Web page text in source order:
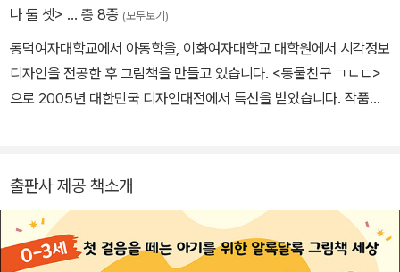
나 둘 셋> … 총 8종 (모두보기)
동덕여자대학교에서 아동학을, 이화여자대학교 대학원에서 시각정보
디자인을 전공한 후 그림책을 만들고 있습니다. <동물친구 ㄱㄴㄷ>
으로 2005년 대한민국 디자인대전에서 특선을 받았습니다. 작품으
출판사 제공 책소개